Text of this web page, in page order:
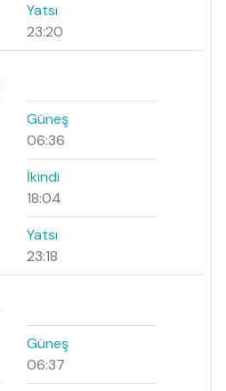
Yatsı
23:20
Güneş
06:36
İkindi
18:04
Yatsı
23:18
Güneş
06:37